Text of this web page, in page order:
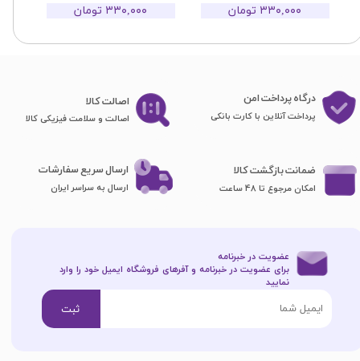
۳۳۰,۰۰۰ تومان
۳۳۰,۰۰۰ تومان
درگاه پرداخت امن
پرداخت آنلاین با کارت بانکی
اصا​​​​​​​لت کالا
اصالت و سلامت فیزیکی کالا
ضمانت بازگشت کالا
امکان مرجوع تا 48 ساعت
ارسال سریع سفارشات
ارسال به سراسر ایران
عضویت در خبرنامه
برای عضویت در خبرنامه و آفرهای فروشگاه ایمیل خود را وارد
نمایید​​​​​​​
ثبت